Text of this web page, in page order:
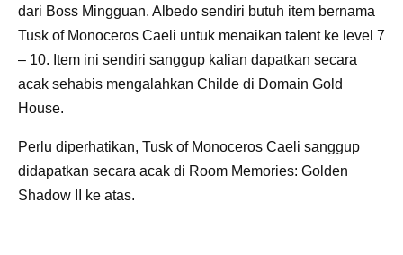
dari Boss Mingguan. Albedo sendiri butuh item bernama
Tusk of Monoceros Caeli untuk menaikan talent ke level 7
– 10. Item ini sendiri sanggup kalian dapatkan secara
acak sehabis mengalahkan Childe di Domain Gold
House.
Perlu diperhatikan, Tusk of Monoceros Caeli sanggup
didapatkan secara acak di Room Memories: Golden
Shadow II ke atas.